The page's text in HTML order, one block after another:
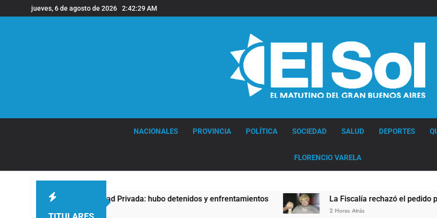
al
jueves, 6 de agosto de 2026 2:42:30 AM
NACIONALES PROVINCIA POLÍTICA SOCIEDAD SALUD DEPORTES
FLORENCIO VARELA
Propiedad Privada: hubo detenidos y enfrentamientos La Fiscalía rechazó el pedido para suspender el
2 Horas Atrás